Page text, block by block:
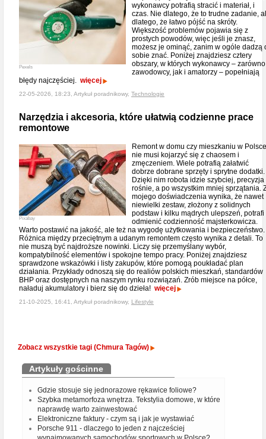
Pexels
wykonawcy potrafią stracić i materiał, i
czas. Nie dlatego, że to trudne zadanie,
dlatego, że łatwo pójść na skróty.
Większość problemów pojawia się z
prostych powodów, więc jeśli je znasz,
możesz je ominąć, zanim w ogóle dadzą
sobie znać. Poniżej znajdziesz cztery
obszary, w których wykonawcy – zarówno
zawodowcy, jak i amatorzy – popełniają
błędy najczęściej. więcej
22-05-2026, 18:23, Artykuł poradnikowy, Technologie
Narzędzia i akcesoria, które ułatwią codzienne prace
remontowe
Pixabay
Remont w domu czy mieszkaniu w Polsce
nie musi kojarzyć się z chaosem i
zmęczeniem. Wiele potrafią załatwić
dobrze dobrane sprzęty i sprytne dodatki.
Dzięki nim robota idzie szybciej, precyzja
rośnie, a po wszystkim mniej sprzątania.
mojego doświadczenia wynika, że nawet
niewielki zestaw, złożony z solidnych
podstaw i kilku mądrych ulepszeń, potrafi
odmienić codzienność majsterkowicza.
Warto postawić na jakość, ale też na wygodę użytkowania i bezpieczeństwo.
Różnica między przeciętnym a udanym remontem często wynika z detali. To
nie muszą być najdroższe nowinki. Liczy się przemyślany wybór,
kompatybilność elementów i spokojne tempo pracy. Poniżej znajdziesz
sprawdzone wskazówki i listy zakupów, które pomogą poukładać plan
działania. Przykłady odnoszą się do realiów polskich mieszkań, standardów
BHP oraz dostępnych na naszym rynku rozwiązań. Zrób miejsce na półce,
naładuj akumulatory i bierz się do dzieła! więcej
21-10-2025, 16:41, Artykuł poradnikowy, Lifestyle
Zobacz wszystkie tagi (Chmura Tagów)
Artykuły gościnne
Gdzie stosuje się jednorazowe rękawice foliowe?
Szybka metamorfoza wnętrza. Tekstylia domowe, w które
naprawdę warto zainwestować
Elektroniczne faktury - czym są i jak je wystawiać
Porsche 911 - dlaczego to jeden z najcześciej